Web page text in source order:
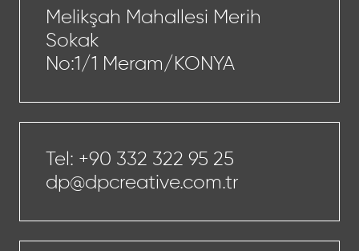
Melikşah Mahallesi Merih
Sokak
No:1/1 Meram/KONYA
Tel: +90 332 322 95 25
dp@dpcreative.com.tr